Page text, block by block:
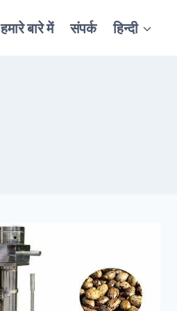
हमारे बारे में संपर्क हिन्दी